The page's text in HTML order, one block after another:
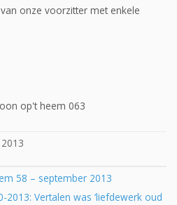
onze voorzitter met enkele
58 – september 2013
2013: Vertalen was ‘liefdewerk oud